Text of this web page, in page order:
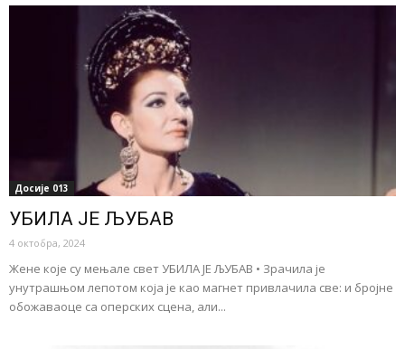
Досије 013
УБИЛА ЈЕ ЉУБАВ
4 октобра, 2024
Жене које су мењале свет УБИЛА ЈЕ ЉУБАВ • Зрачила је
унутрашњом лепотом која је као магнет привлачила све: и бројне
обожаваоце са оперских сцена, али...